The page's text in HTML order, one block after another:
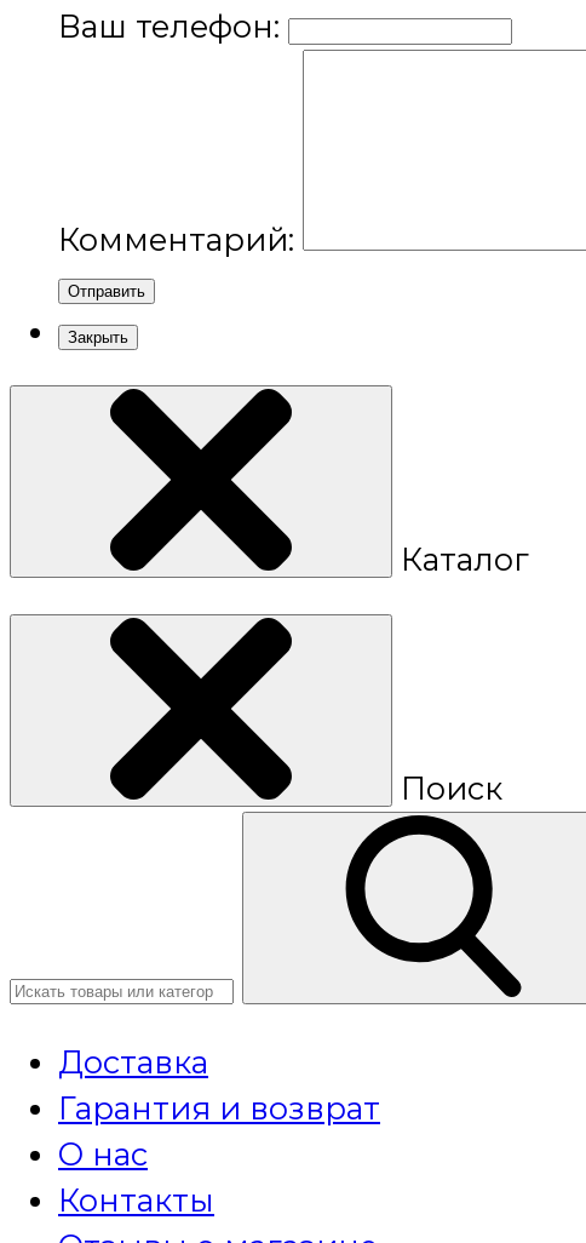
Ваш телефон:
Комментарий:
Отправить
Закрыть
Каталог
Поиск
Доставка
Гарантия и возврат
О нас
Контакты